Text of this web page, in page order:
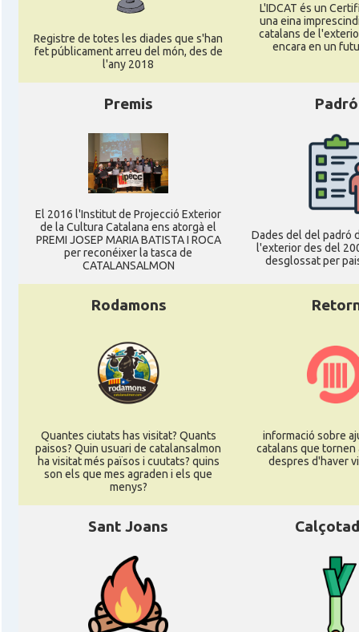
Registre de totes les diades que s'han
fet públicament arreu del món, des de
l'any 2018
L'IDCAT és un
una eina
catalans de
encara en un
Premis
El 2016 l'Institut de Projecció Exterior
de la Cultura Catalana ens atorgà el
PREMI JOSEP MARIA BATISTA I ROCA
per reconéixer la tasca de
CATALANSALMON
Padró
Dades del del padró
l'exterior des del
desglossat per
Rodamons
Quantes ciutats has visitat? Quants
paisos? Quin usuari de catalansalmon
ha visitat més països i cuutats? quins
son els que mes agraden i els que
menys?
informació sobre
catalans que tornen
despres d'haver
Sant Joans